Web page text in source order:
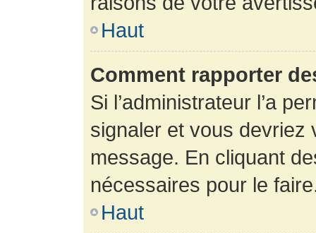
Haut
Comment rapporter
Si l’administrateur l’a
signaler et vous devriez
message. En cliquant
nécessaires pour le
Haut